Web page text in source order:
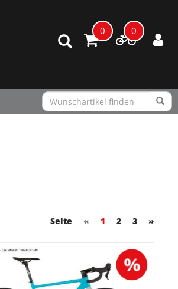
0 0
Seite « 1 2 3 »